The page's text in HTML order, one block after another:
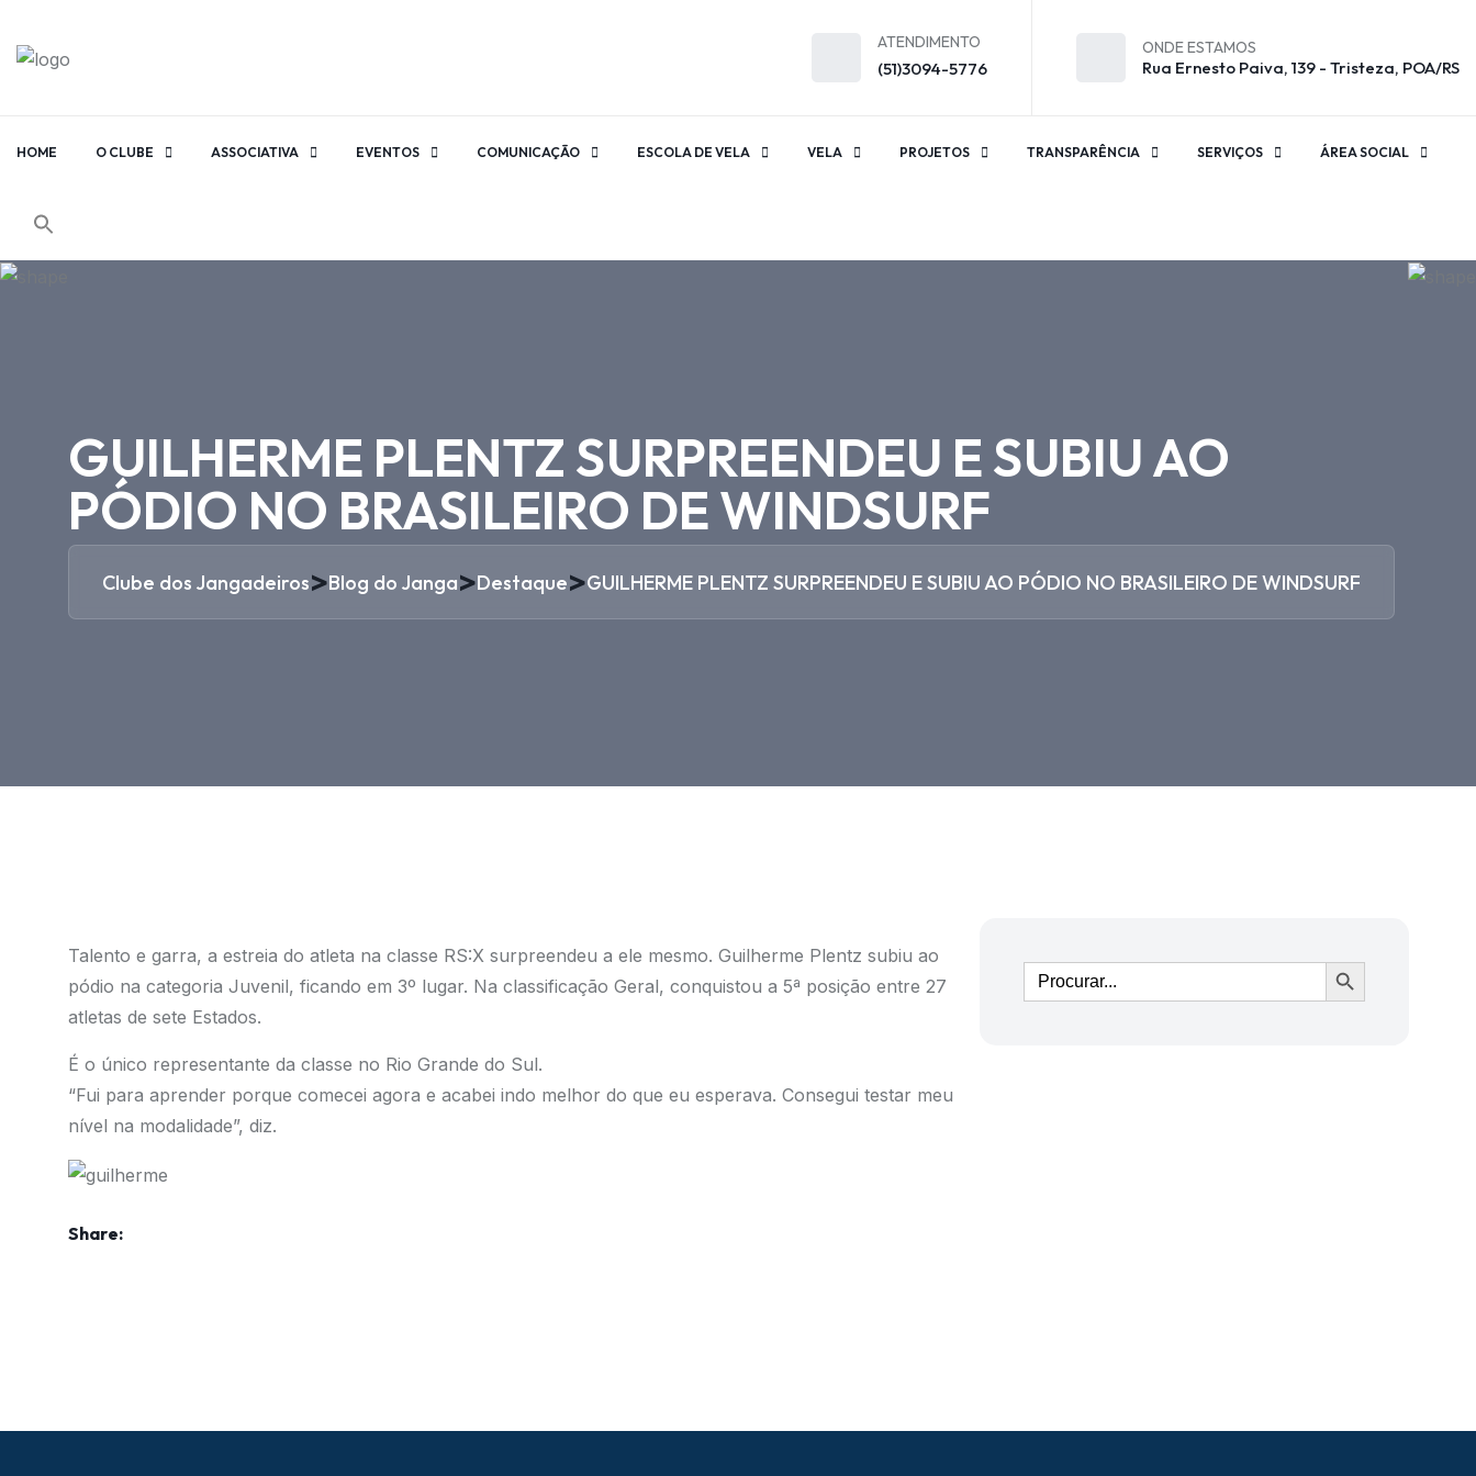
ATENDIMENTO
(51)3094-5776
ONDE ESTAMOS
Rua Ernesto Paiva, 139 - Tristeza, POA/RS
HOME O CLUBE ASSOCIATIVA EVENTOS COMUNICAÇÃO ESCOLA DE VELA VELA PROJETOS TRANSPARÊNCIA SERVIÇOS ÁREA SOCIAL
GUILHERME PLENTZ SURPREENDEU E SUBIU AO
PÓDIO NO BRASILEIRO DE WINDSURF
Clube dos Jangadeiros>Blog do Janga>Destaque>GUILHERME PLENTZ SURPREENDEU E SUBIU AO PÓDIO NO BRASILEIRO DE WINDSURF
Talento e garra, a estreia do atleta na classe RS:X surpreendeu a ele mesmo. Guilherme Plentz subiu ao
pódio na categoria Juvenil, ficando em 3º lugar. Na classificação Geral, conquistou a 5ª posição entre 27
atletas de sete Estados.
É o único representante da classe no Rio Grande do Sul.
“Fui para aprender porque comecei agora e acabei indo melhor do que eu esperava. Consegui testar meu
nível na modalidade”, diz.
Share:
Ir